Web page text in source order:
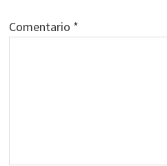
Comentario *